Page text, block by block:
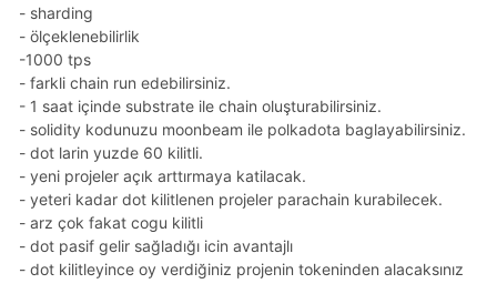
- sharding
- ölçeklenebilirlik
-1000 tps
- farkli chain run edebilirsiniz.
- 1 saat içinde substrate ile chain oluşturabilirsiniz.
- solidity kodunuzu moonbeam ile polkadota baglayabilirsiniz.
- dot larin yuzde 60 kilitli.
- yeni projeler açık arttırmaya katilacak.
- yeteri kadar dot kilitlenen projeler parachain kurabilecek.
- arz çok fakat cogu kilitli
- dot pasif gelir sağladığı icin avantajlı
- dot kilitleyince oy verdiğiniz projenin tokeninden alacaksınız